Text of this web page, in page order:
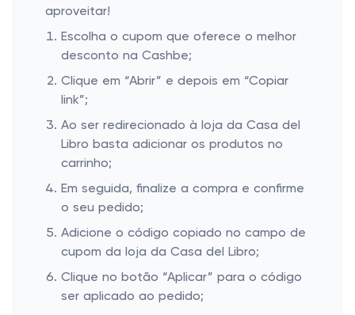
aproveitar!
Escolha o cupom que oferece o melhor
desconto na Cashbe;
Clique em “Abrir” e depois em “Copiar
link”;
Ao ser redirecionado à loja da Casa del
Libro basta adicionar os produtos no
carrinho;
Em seguida, finalize a compra e confirme
o seu pedido;
Adicione o código copiado no campo de
cupom da loja da Casa del Libro;
Clique no botão “Aplicar” para o código
ser aplicado ao pedido;